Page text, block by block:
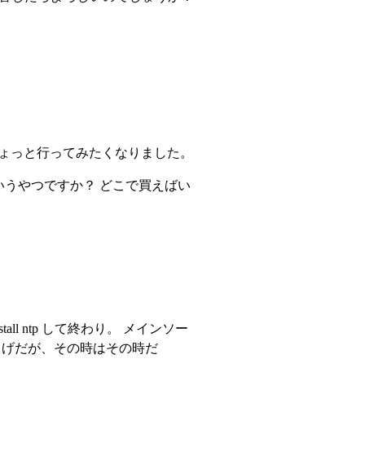
と行ってみたくなりました。
やつですか？ どこで買えばい
ntp して終わり。 メインソー
だが、その時はその時だ